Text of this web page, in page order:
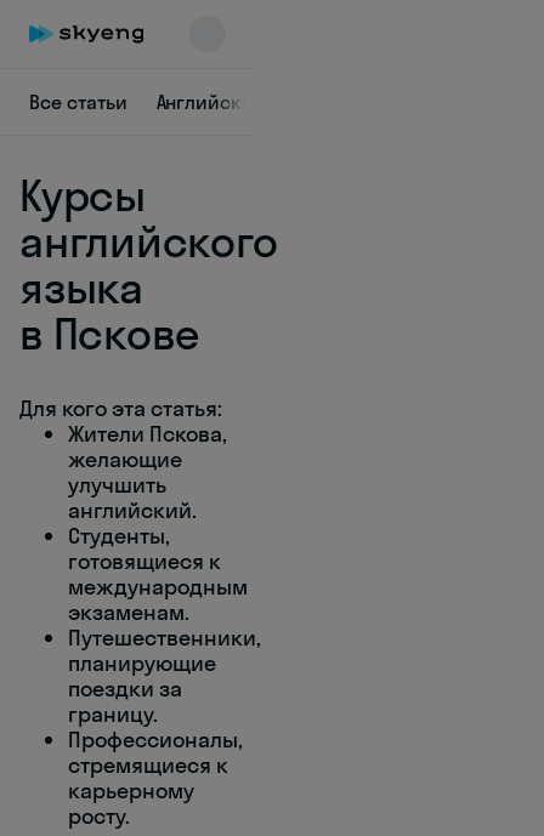
Все статьи Английский в городах
Курсы
английского
языка
в Пскове
Для кого эта статья:
Жители Пскова,
желающие
улучшить
английский.
Студенты,
готовящиеся к
международным
экзаменам.
Путешественники,
планирующие
поездки за
границу.
Профессионалы,
стремящиеся к
карьерному
росту.
Skyeng Chat
online